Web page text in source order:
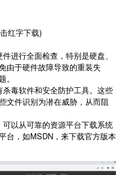
红字下载)
进行全面检查，特别是硬盘、
由于硬件故障导致的重装失
毒软件和安全防护工具。这些
文件识别为潜在威胁，从而阻
以从可靠的资源平台下载系统
台，如MSDN，来下载官方版本